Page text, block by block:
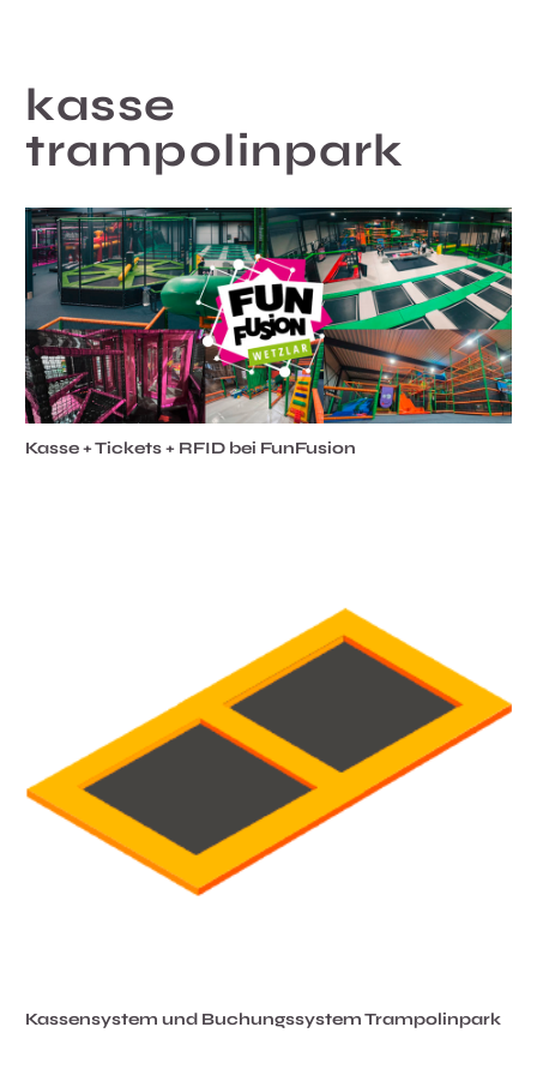
kasse
trampolinpark
Kasse + Tickets + RFID bei FunFusion
Kassensystem und Buchungssystem Trampolinpark